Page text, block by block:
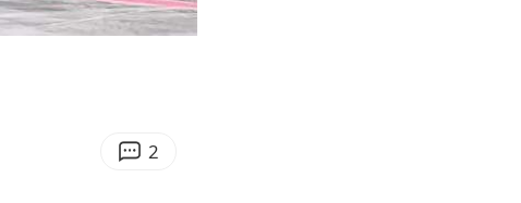
07:11
Enter
2